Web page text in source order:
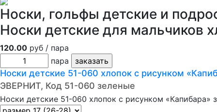
Носки, гольфы детские и
Носки детские для мальчиков
120.00 руб / пара
пара
Носки детские 51-060 хлопок с рисунком
ЭВЕРНИТ, Код 51-060 зеленые
Носки детские 51-060 хлопок с рисунком «Капибара»